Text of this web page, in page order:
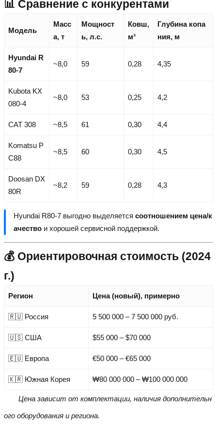
📊 Сравнение с конкурентами
Модель
Масс
а, т
Мощност
ь, л.с.
Ковш,
м³
Глубина копа
ния, м
Hyundai R
80-7
~8,0 59 0,28 4,35
Kubota KX
080-4
~8,0 53 0,25 4,2
CAT 308 ~8,5 61 0,30 4,4
Komatsu P
C88
~8,5 60 0,30 4,5
Doosan DX
80R
~8,2 59 0,28 4,3
Hyundai R80-7 выгодно выделяется соотношением цена/к
ачество и хорошей сервисной поддержкой.
💰 Ориентировочная стоимость (2024
г.)
Регион Цена (новый), примерно
🇷🇺 Россия 5 500 000 – 7 500 000 руб.
🇺🇸 США $55 000 – $70 000
🇪🇺 Европа €50 000 – €65 000
🇰🇷 Южная Корея ₩80 000 000 – ₩100 000 000
Цена зависит от комплектации, наличия дополнительн
ого оборудования и региона.